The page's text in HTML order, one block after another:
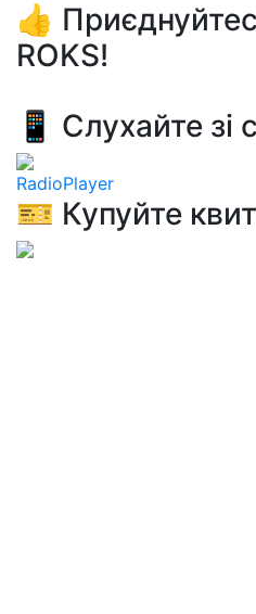
👍
ROKS!
📱 Слухайте зі
RadioPlayer
🎫 Купуйте